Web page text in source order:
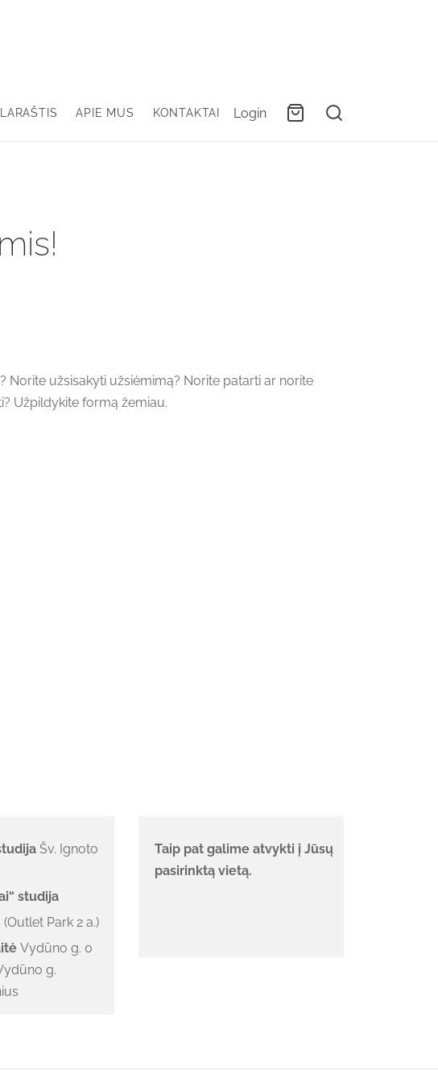
APIE MUS KONTAKTAI Login
Norite užsisakyti užsiėmimą? Norite patarti ar norite
Užpildykite formą žemiau.
Šv. Ignoto
studija
Park 2 a.)
Vydūno g. 0
g.
Taip pat galime atvykti į Jūsų
pasirinktą vietą.